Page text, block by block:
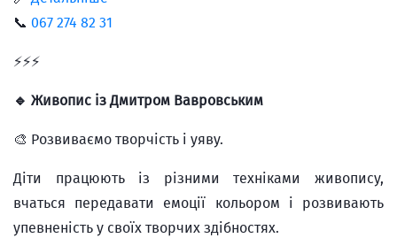
📞 067 274 82 31
⚡️⚡️⚡️
🔹 Живопис із Дмитром Вавровським
🎨 Розвиваємо творчість і уяву.
Діти працюють із різними техніками живопису,
вчаться передавати емоції кольором і розвивають
упевненість у своїх творчих здібностях.